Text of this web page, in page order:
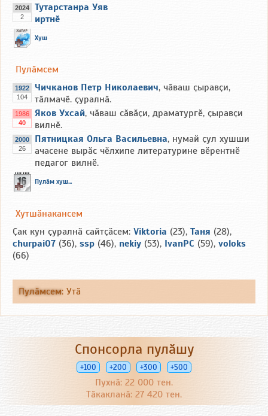
2024
2
Тутарстанра Уяв
иртнӗ
Хуш
Пулӑмсем
1922
104
Чичканов Петр Николаевич, чӑваш ҫыравҫи,
тӑлмачӗ. ҫуралнӑ.
1986
40
Яков Ухсай, чӑваш сӑвӑҫи, драматургӗ, ҫыравҫи
вилнӗ.
2000
26
Пятницкая Ольга Васильевна, нумай ҫул хушши
ачасене вырӑс чӗлхипе литературине вӗрентнӗ
педагог вилнӗ.
Пулӑм хуш...
Хутшӑнакансем
Ҫак кун ҫуралнӑ сайтҫӑсем: Viktoria (23), Таня (28),
churpai07 (36), ssp (46), nekiy (53), IvanPC (59), voloks
(66)
Пулӑмсем: Утӑ
Спонсорла пулӑшу
+100 +200 +300 +500
Пухнӑ: 22 000 тен.
Тӑкакланӑ: 27 420 тен.